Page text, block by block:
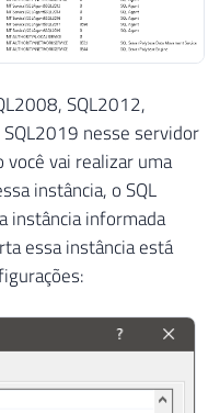
SQL2012,
nesse servidor
vai realizar uma
instância, o SQL
instância informada
essa instância está